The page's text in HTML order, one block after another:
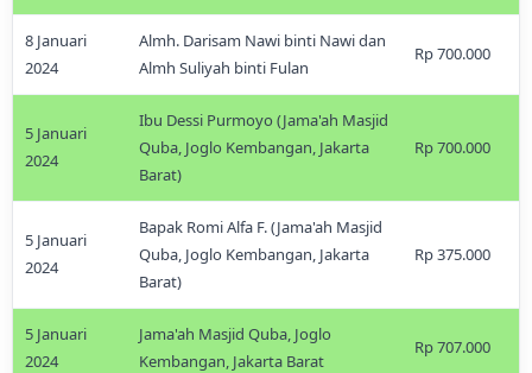
8 Januari
2024
Almh. Darisam Nawi binti Nawi dan
Almh Suliyah binti Fulan
Rp 700.000
5 Januari
2024
Ibu Dessi Purmoyo (Jama'ah Masjid
Quba, Joglo Kembangan, Jakarta
Barat)
Rp 700.000
5 Januari
2024
Bapak Romi Alfa F. (Jama'ah Masjid
Quba, Joglo Kembangan, Jakarta
Barat)
Rp 375.000
5 Januari
2024
Jama'ah Masjid Quba, Joglo
Kembangan, Jakarta Barat
Rp 707.000